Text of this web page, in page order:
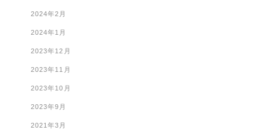
2024年2月
2024年1月
2023年12月
2023年11月
2023年10月
2023年9月
2021年3月